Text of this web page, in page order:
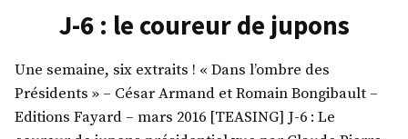
J-6 : le coureur de jupons
Une semaine, six extraits ! « Dans l’ombre des
Présidents » – César Armand et Romain Bongibault –
Editions Fayard – mars 2016 [TEASING] J-6 : Le